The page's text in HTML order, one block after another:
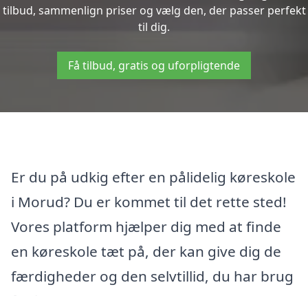
tilbud, sammenlign priser og vælg den, der passer perfekt
til dig.
Få tilbud, gratis og uforpligtende
Er du på udkig efter en pålidelig køreskole
i Morud? Du er kommet til det rette sted!
Vores platform hjælper dig med at finde
en køreskole tæt på, der kan give dig de
færdigheder og den selvtillid, du har brug